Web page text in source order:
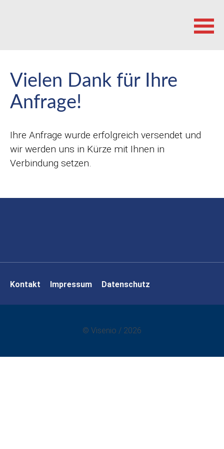
überspringen
Vielen Dank für Ihre
Anfrage!
Ihre Anfrage wurde erfolgreich versendet und
wir werden uns in Kürze mit Ihnen in
Verbindung setzen.
überspringen
Kontakt Impressum Datenschutz
© Visenio / 2026